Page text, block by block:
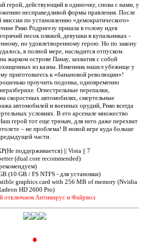
герой, действующий в одиночку, снова с нами, у
несправедливой формы правления. После
миссии по установлению «демократического»
Рико Родригезу пришла в голову идея
песок пляжей, девушки в купальниках -
но удовлетворенному герою. Но по закону
в полной мере, насладится отпуском.
жарком острове Панау, захватив с собой
из казны. Изменник нашел убежище у
приготовьтесь к «банановой революции»!
проучить подонка, одновременно
Огнестрельные перепалки,
скоростных автомобилях, смертельные
автомобилей и военных орудий, Рико всегда
условиях. В его арсенале множество
герой тот еще трюкач, для него даже перехват
– не проблема! В новой игре куда больше
части.
поддерживается) || Vista || 7
(dual core recommended)
(10 GB / FS NTFS - для установки)
graphics card with 256 MB of memory (Nvidia
HD 2600 Pro)
отключаем Антивирус и Файрвол